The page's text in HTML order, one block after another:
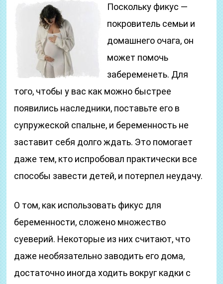
Поскольку фикус —
покровитель семьи и
домашнего очага, он
может помочь
забеременеть. Для
того, чтобы у вас как можно быстрее
появились наследники, поставьте его в
супружеской спальне, и беременность не
заставит себя долго ждать. Это помогает
даже тем, кто испробовал практически все
способы завести детей, и потерпел неудачу.
О том, как использовать фикус для
беременности, сложено множество
суеверий. Некоторые из них считают, что
даже необязательно заводить его дома,
достаточно иногда ходить вокруг кадки с